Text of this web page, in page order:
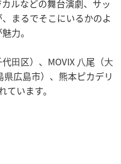
ルなどの舞台演劇、サッ
まるでそこにいるかのよ
力。
⽥区）、MOVIX ⼋尾（⼤
広島市）、熊本ピカデリ
います。